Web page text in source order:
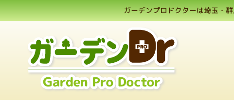
ガーデンプロドクターは埼玉・